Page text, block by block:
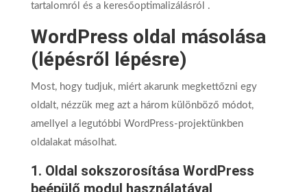
tartalomról és a keresőoptimalizálásról .
WordPress oldal másolása
(lépésről lépésre)
Most, hogy tudjuk, miért akarunk megkettőzni egy
oldalt, nézzük meg azt a három különböző módot,
amellyel a legutóbbi WordPress-projektünkben
oldalakat másolhat.
1. Oldal sokszorosítása WordPress